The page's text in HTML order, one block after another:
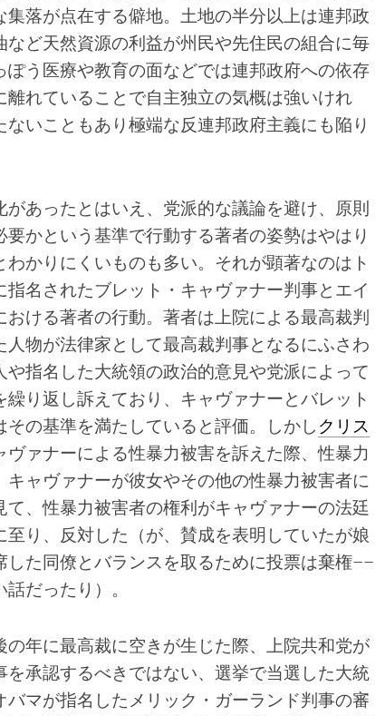
落が点在する僻地。土地の半分以上は連邦政
ど天然資源の利益が州民や先住民の組合に毎
う医療や教育の面などでは連邦政府への依存
れていることで自主独立の気概は強いけれ
いこともあり極端な反連邦政府主義にも陥り
あったとはいえ、党派的な議論を避け、原則
かという基準で行動する著者の姿勢はやはり
かりにくいものも多い。それが顕著なのはト
名されたブレット・キャヴァナー判事とエイ
ける著者の行動。著者は上院による最高裁判
物が法律家として最高裁判事となるにふさわ
指名した大統領の政治的意見や党派によって
り返し訴えており、キャヴァナーとバレット
の基準を満たしていると評価。しかし クリス
ヴァナーによる性暴力被害を訴えた際、性暴力
ャヴァナーが彼女やその他の性暴力被害者に
、性暴力被害者の権利がキャヴァナーの法廷
り、反対した（が、賛成を表明していたが娘
た同僚とバランスを取るために投票は棄権––
だったり）。
年に最高裁に空きが生じた際、上院共和党が
を承認するべきではない、選挙で当選した大統
マが指名したメリック・ガーランド判事の審